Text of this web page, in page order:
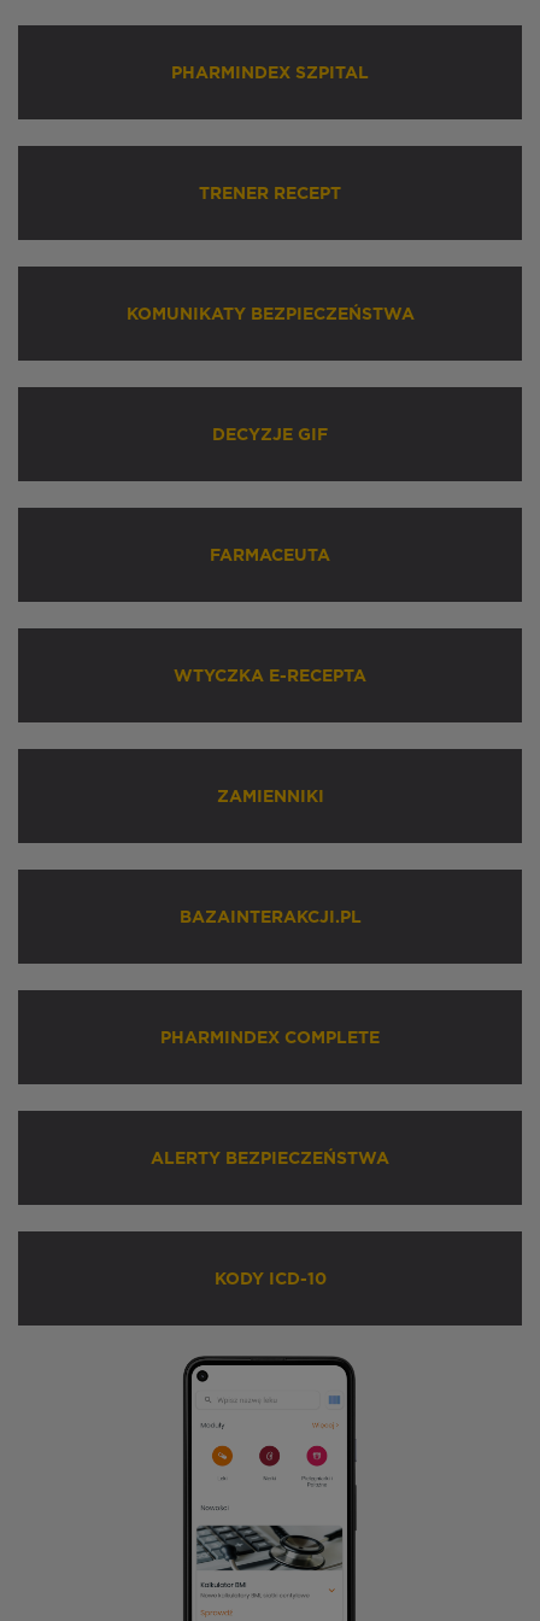
PHARMINDEX SZPITAL
TRENER RECEPT
KOMUNIKATY BEZPIECZEŃSTWA
DECYZJE GIF
FARMACEUTA
WTYCZKA E-RECEPTA
ZAMIENNIKI
BAZAINTERAKCJI.PL
PHARMINDEX COMPLETE
ALERTY BEZPIECZEŃSTWA
KODY ICD-10